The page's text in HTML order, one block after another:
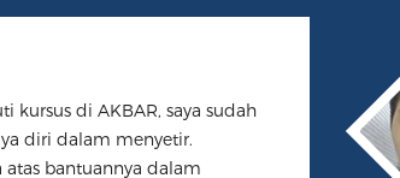
kursus di AKBAR, saya sudah
diri dalam menyetir.
atas bantuannya dalam